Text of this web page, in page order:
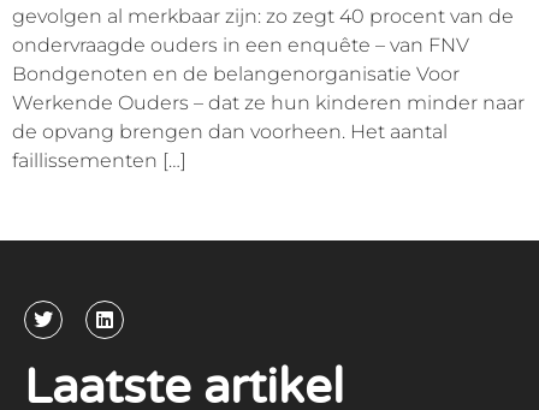
gevolgen al merkbaar zijn: zo zegt 40 procent van de
ondervraagde ouders in een enquête – van FNV
Bondgenoten en de belangenorganisatie Voor
Werkende Ouders – dat ze hun kinderen minder naar
de opvang brengen dan voorheen. Het aantal
faillissementen […]
Laatste artikel